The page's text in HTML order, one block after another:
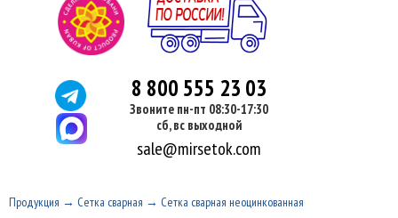
8 800 555 23 03
Звоните пн-пт 08:30-17:30
сб, вс выходной
sale@mirsetok.com
Продукция → Сетка сварная → Сетка сварная неоцинкованная